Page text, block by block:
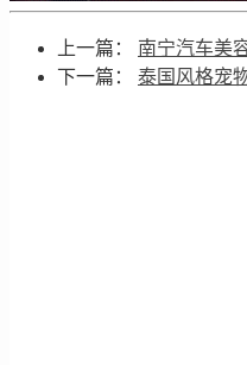
上一篇： 南宁汽车美
下一篇： 泰国风格宠